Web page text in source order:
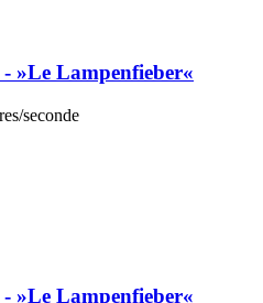
»Le Lampenfieber«
seconde
»Le Lampenfieber«